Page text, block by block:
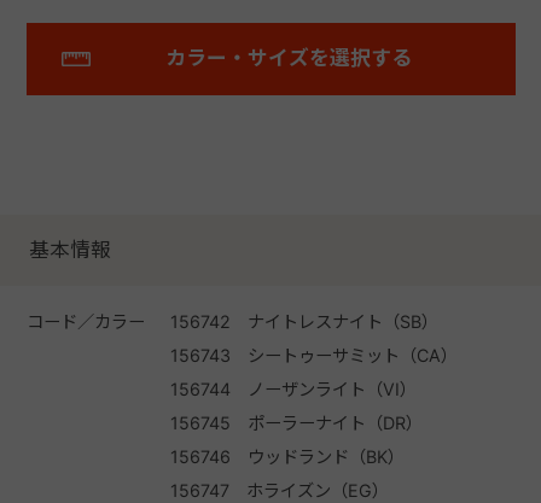
カラー・サイズを選択する
基本情報
コード／カラー
156742 ナイトレスナイト（SB）
156743 シートゥーサミット（CA）
156744 ノーザンライト（VI）
156745 ポーラーナイト（DR）
156746 ウッドランド（BK）
156747 ホライズン（EG）